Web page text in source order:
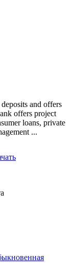
and offers
offers project
loans, private
...